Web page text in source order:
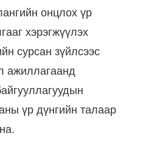
онцлох үр
хэрэгжүүлэх
сурсан зүйлсээс
ажиллагаанд
үр дүнгийн талаар